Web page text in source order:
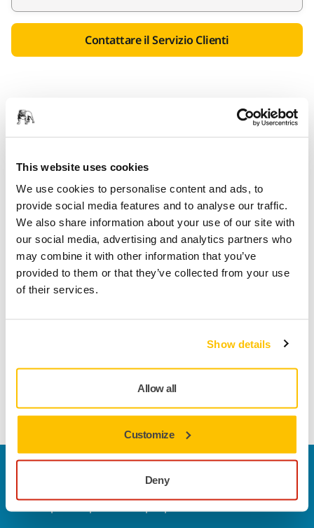
This website uses cookies
We use cookies to personalise content and ads, to
provide social media features and to analyse our traffic.
We also share information about your use of our site with
our social media, advertising and analytics partners who
may combine it with other information that you’ve
provided to them or that they’ve collected from your use
of their services.
Show details
Allow all
Customize
Deny
Contattare il Servizio Clienti
Polarshine Marine è la nuova linea di prodotti per la pulizia e
la manutenzione delle imbarcazioni. Comprende vari tipi di
detergenti specifici e una soluzione nanotecnologica per la
protezione delle superfici.
Questo shampoo per imbarcazioni di alta qualità è adatto
per tutte le superfici lavabili, come alluminio, gelcoat,
superfici laccate, in legno e metallo e superfici verniciate.
carburante e altre impurità da tutte le superfici. Il prodotto è
Conservare al riparo dal freddo e ad una temperatura non
Contattaci